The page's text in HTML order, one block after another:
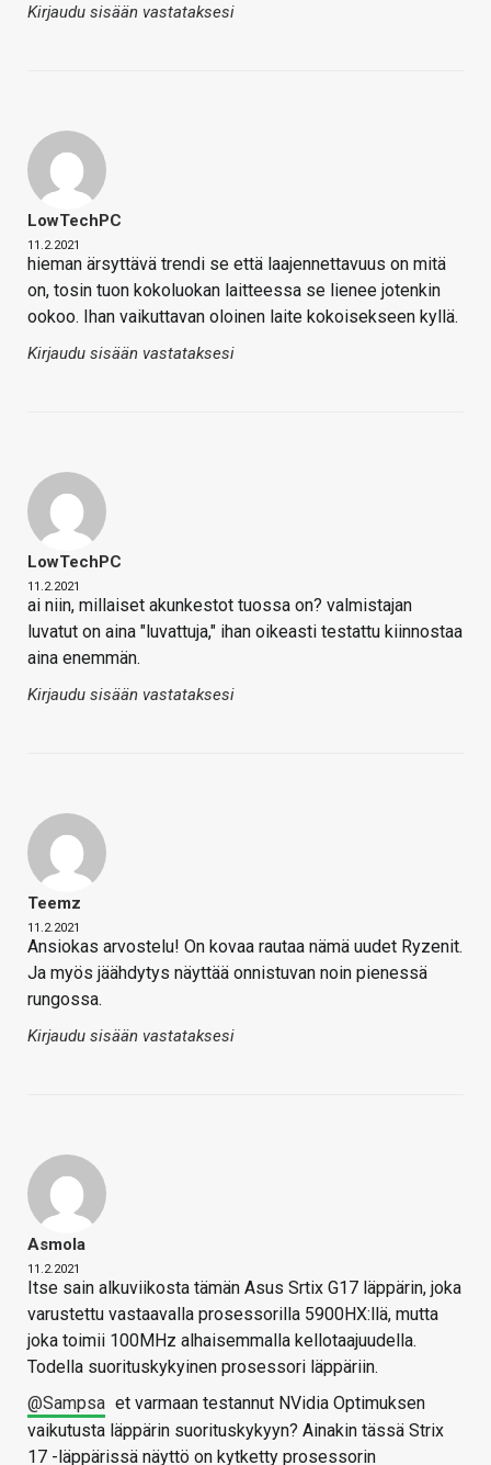
Kirjaudu sisään vastataksesi
LowTechPC
11.2.2021
hieman ärsyttävä trendi se että laajennettavuus on mitä
on, tosin tuon kokoluokan laitteessa se lienee jotenkin
ookoo. Ihan vaikuttavan oloinen laite kokoisekseen kyllä.
Kirjaudu sisään vastataksesi
LowTechPC
11.2.2021
ai niin, millaiset akunkestot tuossa on? valmistajan
luvatut on aina "luvattuja," ihan oikeasti testattu kiinnostaa
aina enemmän.
Kirjaudu sisään vastataksesi
Teemz
11.2.2021
Ansiokas arvostelu! On kovaa rautaa nämä uudet Ryzenit.
Ja myös jäähdytys näyttää onnistuvan noin pienessä
rungossa.
Kirjaudu sisään vastataksesi
Asmola
11.2.2021
Itse sain alkuviikosta tämän Asus Srtix G17 läppärin, joka
varustettu vastaavalla prosessorilla 5900HX:llä, mutta
joka toimii 100MHz alhaisemmalla kellotaajuudella.
Todella suorituskykyinen prosessori läppäriin.
@Sampsa et varmaan testannut NVidia Optimuksen
vaikutusta läppärin suorituskykyyn? Ainakin tässä Strix
17 -läppärissä näyttö on kytketty prosessorin